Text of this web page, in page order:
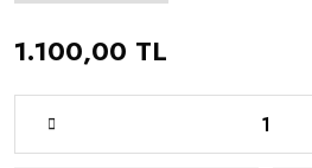
1.100,00 TL